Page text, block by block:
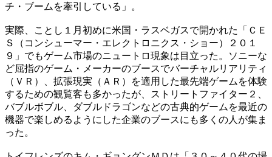
チ・ブームを牽引している」。
実際、ことし１月初めに米国・ラスベガスで開かれた「ＣＥ
Ｓ（コンシューマー・エレクトロニクス・ショー）２０１
９」でもゲーム市場のニュートロ現象は目立った。ソニーな
ど屈指のゲーム・メーカーのブースでバーチャルリアリティ
（ＶＲ）、拡張現実（ＡＲ）を適用した最先端ゲームを体験
するための観覧客も多かったが、ストリートファイター２、
バブルボブル、ダブルドラゴンなどの古典的ゲームを最近の
機器で楽しめるようにした企業のブースにも多くの人が集ま
った。